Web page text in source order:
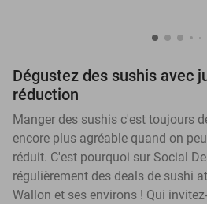
Dégustez des sushis avec
réduction
Manger des sushis c'est toujours
encore plus agréable quand on
réduit. C'est pourquoi sur Social
régulièrement des deals de sushi
Wallon et ses environs ! Qui